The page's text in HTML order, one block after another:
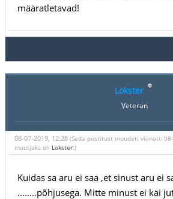
määratletavad!
Lokster
Veteran
08-07-2019, 12:28 (Seda postitust muudeti viimati:
muutjaks oli Lokster.)
Kuidas sa aru ei saa ,et sinust aru ei
........põhjusega. Mitte minust ei käi